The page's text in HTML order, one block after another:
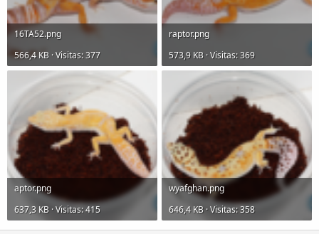
16TA52.png
566,4 KB · Visitas: 377
raptor.png
573,9 KB · Visitas: 369
aptor.png
637,3 KB · Visitas: 415
wyafghan.png
646,4 KB · Visitas: 358